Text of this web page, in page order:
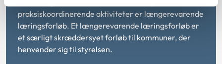
beskæftigelsesområdet. En af Ankestyrelsens
praksiskoordinerende aktiviteter er længerevarende
læringsforløb. Et længerevarende læringsforløb er
et særligt skræddersyet forløb til kommuner, der
henvender sig til styrelsen.